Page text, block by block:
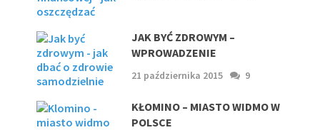
JAK BYĆ ZDROWYM –
WPROWADZENIE
21 października 2015 9
KŁOMINO – MIASTO WIDMO W
POLSCE